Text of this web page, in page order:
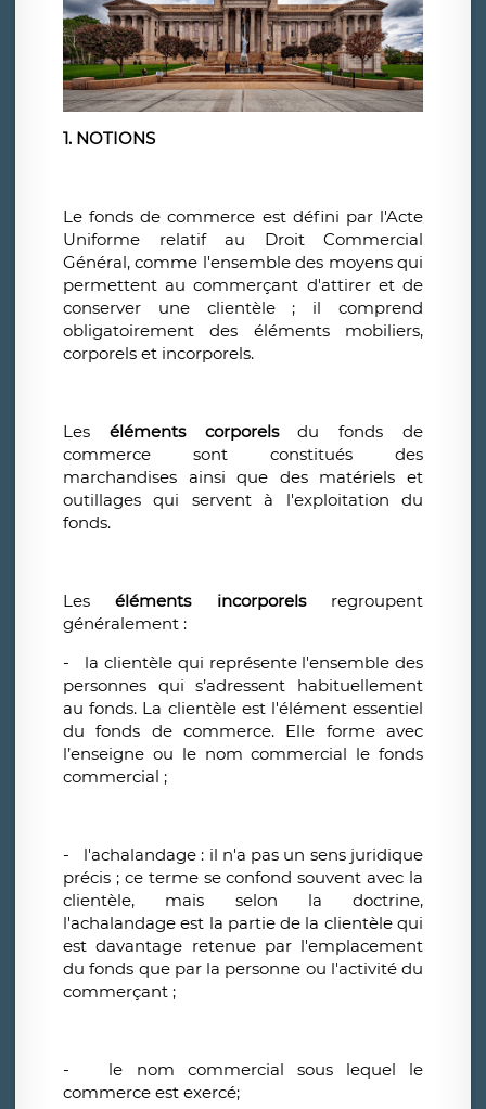
1. NOTIONS
Le fonds de commerce est défini par l'Acte
Uniforme relatif au Droit Commercial
Général, comme l'ensemble des moyens qui
permettent au commerçant d'attirer et de
conserver une clientèle ; il comprend
obligatoirement des éléments mobiliers,
corporels et incorporels.
Les éléments corporelsdu fonds de
commerce sont constitués des
marchandises ainsi que des matériels et
outillages qui servent à l'exploitation du
fonds.
Leséléments incorporels regroupent
généralement :
- la clientèle qui représente l'ensemble des
personnes qui s’adressent habituellement
au fonds. La clientèle est l'élément essentiel
du fonds de commerce. Elle forme avec
l’enseigne ou le nom commercial le fonds
commercial ;
- l'achalandage : il n'a pas un sens juridique
précis ; ce terme se confond souvent avec la
clientèle, mais selon la doctrine,
l'achalandage est la partie de la clientèle qui
est davantage retenue par l'emplacement
du fonds que par la personne ou l'activité du
commerçant ;
- le nom commercial sous lequel le
commerce est exercé;